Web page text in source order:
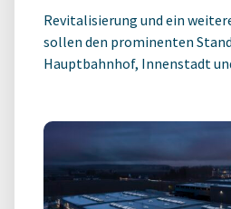
Revitalisierung und ein
sollen den prominenten
Hauptbahnhof, Innenstadt